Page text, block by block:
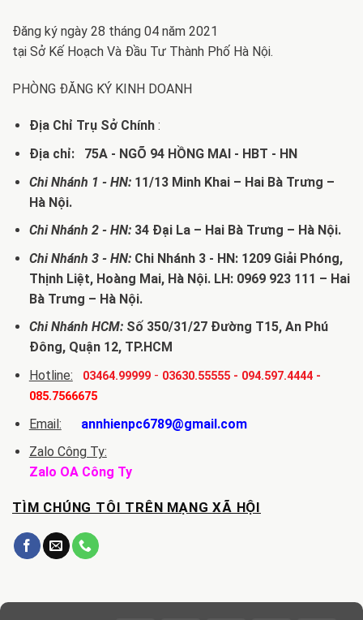
Đăng ký ngày 28 tháng 04 năm 2021
tại Sở Kế Hoạch Và Đầu Tư Thành Phố Hà Nội.
PHÒNG ĐĂNG KÝ KINH DOANH
Địa Chỉ Trụ Sở Chính:
Địa chỉ: 75A - NGÕ 94 HỒNG MAI - HBT - HN
Chi Nhánh 1 - HN:11/13 Minh Khai – Hai Bà Trưng –
Hà Nội.
Chi Nhánh 2 - HN:34 Đại La – Hai Bà Trưng – Hà Nội.
Chi Nhánh 3 - HN:Chi Nhánh 3 - HN: 1209 Giải Phóng,
Thịnh Liệt, Hoàng Mai, Hà Nội. LH: 0969 923 111 – Hai
Bà Trưng – Hà Nội.
Chi Nhánh HCM:Số 350/31/27 Đường T15, An Phú
Đông, Quận 12, TP.HCM
Hotline:
03464.99999- 03630.55555- 094.597.4444-
085.7566675
Email:
annhienpc6789@gmail.com
Zalo Công Ty:
Zalo OA Công Ty
TÌM CHÚNG TÔI TRÊN MẠNG XÃ HỘI